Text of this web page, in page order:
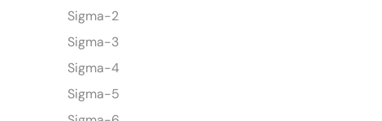
Sigma-2
Sigma-3
Sigma-4
Sigma-5